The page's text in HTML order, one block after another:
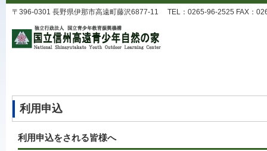
〒396-0301 長野県伊那市高遠町藤沢6877-11 TEL：0265-96-2525 FAX：
利用申込
利用申込をされる皆様へ